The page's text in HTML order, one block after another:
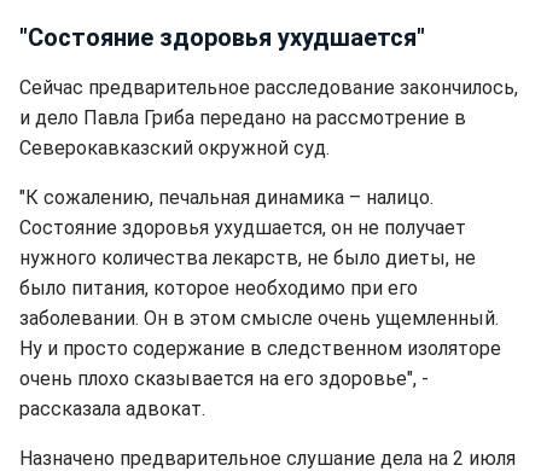
"Состояние здоровья ухудшается"
Сейчас предварительное расследование закончилось,
и дело Павла Гриба передано на рассмотрение в
Северокавказский окружной суд.
"К сожалению, печальная динамика – налицо.
Состояние здоровья ухудшается, он не получает
нужного количества лекарств, не было диеты, не
было питания, которое необходимо при его
заболевании. Он в этом смысле очень ущемленный.
Ну и просто содержание в следственном изоляторе
очень плохо сказывается на его здоровье", -
рассказала адвокат.
Назначено предварительное слушание дела на 2 июля